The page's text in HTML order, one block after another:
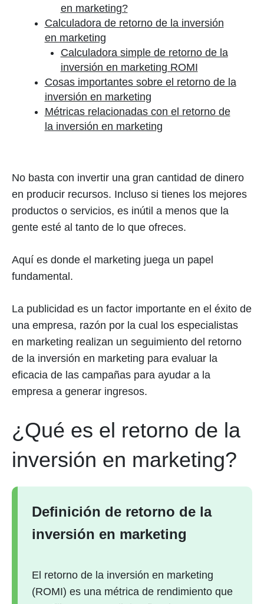
en marketing?
Calculadora de retorno de la inversión
en marketing
Calculadora simple de retorno de la
inversión en marketing ROMI
Cosas importantes sobre el retorno de la
inversión en marketing
Métricas relacionadas con el retorno de
la inversión en marketing
No basta con invertir una gran cantidad de dinero
en producir recursos. Incluso si tienes los mejores
productos o servicios, es inútil a menos que la
gente esté al tanto de lo que ofreces.
Aquí es donde el marketing juega un papel
fundamental.
La publicidad es un factor importante en el éxito de
una empresa, razón por la cual los especialistas
en marketing realizan un seguimiento del retorno
de la inversión en marketing para evaluar la
eficacia de las campañas para ayudar a la
empresa a generar ingresos.
¿Qué es el retorno de la
inversión en marketing?
Definición de retorno de la
inversión en marketing
El retorno de la inversión en marketing
(ROMI) es una métrica de rendimiento que